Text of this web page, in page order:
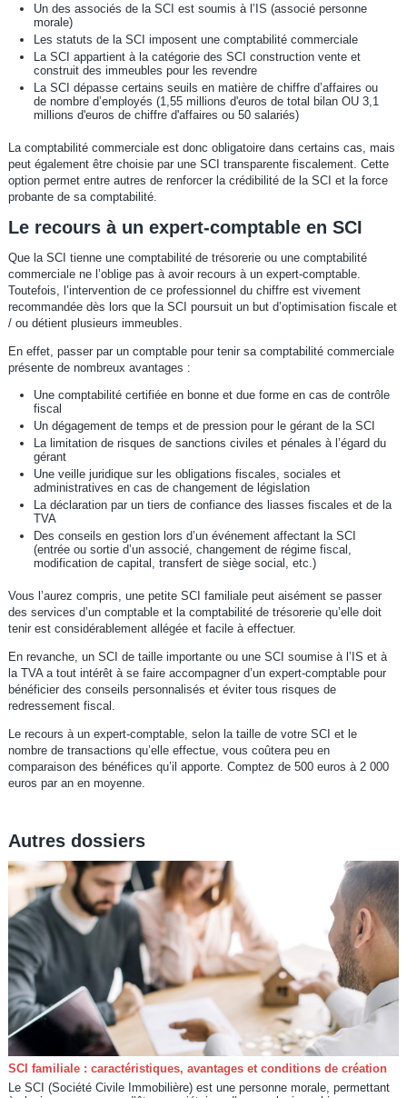
Un des associés de la SCI est soumis à l’IS (associé personne
morale)
Les statuts de la SCI imposent une comptabilité commerciale
La SCI appartient à la catégorie des SCI construction vente et
construit des immeubles pour les revendre
La SCI dépasse certains seuils en matière de chiffre d’affaires ou
de nombre d’employés (1,55 millions d'euros de total bilan OU 3,1
millions d'euros de chiffre d'affaires ou 50 salariés)
La comptabilité commerciale est donc obligatoire dans certains cas, mais
peut également être choisie par une SCI transparente fiscalement. Cette
option permet entre autres de renforcer la crédibilité de la SCI et la force
probante de sa comptabilité.
Le recours à un expert-comptable en SCI
Que la SCI tienne une comptabilité de trésorerie ou une comptabilité
commerciale ne l’oblige pas à avoir recours à un expert-comptable.
Toutefois, l’intervention de ce professionnel du chiffre est vivement
recommandée dès lors que la SCI poursuit un but d’optimisation fiscale et
/ ou détient plusieurs immeubles.
En effet, passer par un comptable pour tenir sa comptabilité commerciale
présente de nombreux avantages :
Une comptabilité certifiée en bonne et due forme en cas de contrôle
fiscal
Un dégagement de temps et de pression pour le gérant de la SCI
La limitation de risques de sanctions civiles et pénales à l’égard du
gérant
Une veille juridique sur les obligations fiscales, sociales et
administratives en cas de changement de législation
La déclaration par un tiers de confiance des liasses fiscales et de la
TVA
Des conseils en gestion lors d’un événement affectant la SCI
(entrée ou sortie d’un associé, changement de régime fiscal,
modification de capital, transfert de siège social, etc.)
Vous l’aurez compris, une petite SCI familiale peut aisément se passer
des services d’un comptable et la comptabilité de trésorerie qu’elle doit
tenir est considérablement allégée et facile à effectuer.
En revanche, un SCI de taille importante ou une SCI soumise à l’IS et à
la TVA a tout intérêt à se faire accompagner d’un expert-comptable pour
bénéficier des conseils personnalisés et éviter tous risques de
redressement fiscal.
Le recours à un expert-comptable, selon la taille de votre SCI et le
nombre de transactions qu’elle effectue, vous coûtera peu en
comparaison des bénéfices qu’il apporte. Comptez de 500 euros à 2 000
euros par an en moyenne.
Autres dossiers
SCI familiale : caractéristiques, avantages et conditions de création
Le SCI (Société Civile Immobilière) est une personne morale, permettant